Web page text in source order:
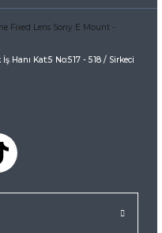
Hanı Kat:5 No:517 - 518 / Sirkeci